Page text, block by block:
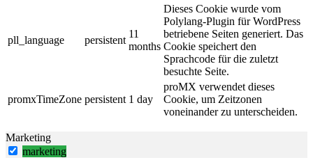
pll_language persistent
11
months
Dieses Cookie wurde vom
Polylang-Plugin für WordPress
betriebene Seiten generiert. Das
Cookie speichert den
Sprachcode für die zuletzt
besuchte Seite.
promxTimeZone persistent 1 day
proMX verwendet dieses
Cookie, um Zeitzonen
voneinander zu unterscheiden.
Marketing
marketing